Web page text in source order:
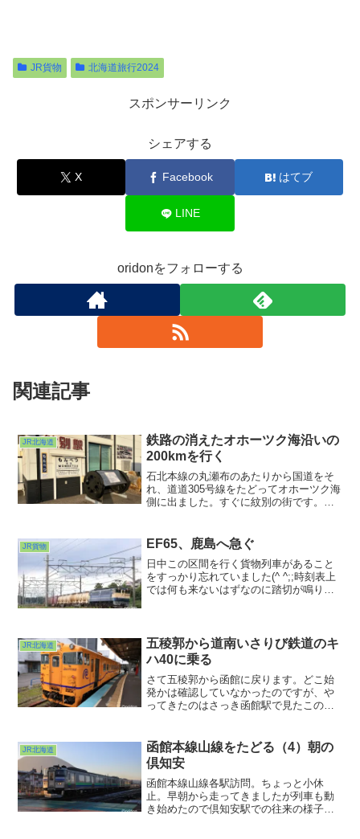
JR貨物 北海道旅行2024
スポンサーリンク
シェアする
X Facebook はてブ
LINE
oridonをフォローする
関連記事
JR北海道
鉄路の消えたオホーツク海沿いの
200kmを行く
石北本線の丸瀬布のあたりから国道をそ
れ、道道305号線をたどってオホーツク海
側に出ました。すぐに紋別の街です。こ
1989（平成元）年ですからもう35年もの
時間が流れたことになります。
JR貨物 EF65、鹿島へ急ぐ
日中この区間を行く貨物列車があること
をすっかり忘れていました(^ ^;;時刻表上
では何も来ないはずなのに踏切が鳴り出
けませんね。
JR北海道
五稜郭から道南いさりび鉄道のキ
ハ40に乗る
さて五稜郭から函館に戻ります。どこ始
発かは確認していなかったのですが、や
ってきたのはさっき函館駅で見たこの車
ったのでこれもまた運がよかったです。
通勤通学の時間にかかっているせいか席
はほとんど埋まっていました。
JR北海道
函館本線山線をたどる（4）朝の
倶知安
函館本線山線各駅訪問。ちょっと小休
止。早朝から走ってきましたが列車も動
き始めたので倶知安駅での往来の様子を